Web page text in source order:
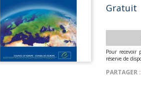
Gratuit
Pour recevoir
réserve de
PARTAGER :